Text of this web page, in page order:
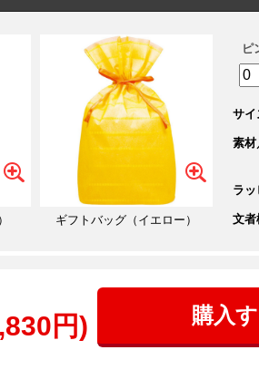
ギフトバッグ（イエロー）
ピ
サイ
素
ラ
文者
円) 購入